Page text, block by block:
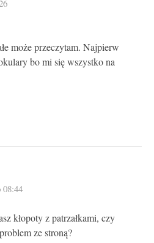
może przeczytam. Najpierw
bo mi się wszystko na
08:44
kłopoty z patrzałkami, czy
ze stroną?